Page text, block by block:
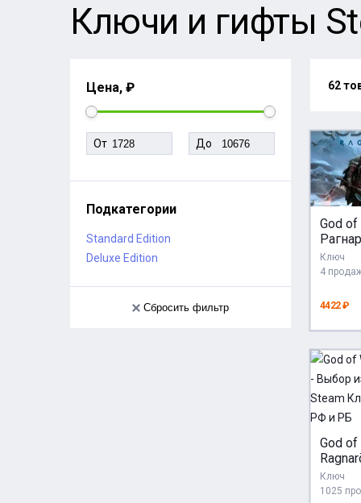
Ключи и гифты
Цена, ₽
От До
Подкатегории
Standard Edition
Deluxe Edition
Сбросить фильтр
62
God of
Ключ
4
4422 ₽
God of
Ключ
Ключ
1025